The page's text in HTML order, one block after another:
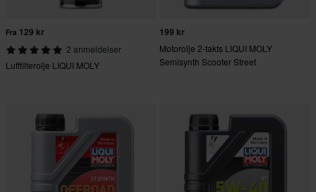
Fra 129 kr
2 anmeldelser
Luftfilterolje LIQUI MOLY
199 kr
Motorolje 2-takts LIQUI MOLY
Semisynth Scooter Street